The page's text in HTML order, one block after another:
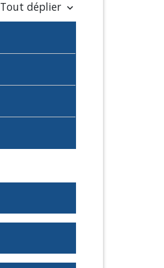
Tout déplier keyboard_arrow_down